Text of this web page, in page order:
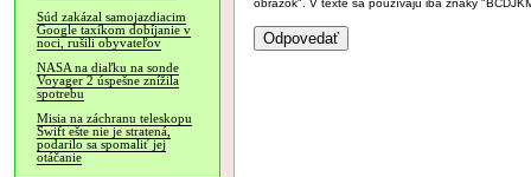
Súd zakázal samojazdiacim
Google taxíkom dobíjanie v
noci, rušili obyvateľov
NASA na diaľku na sonde
Voyager 2 úspešne znížila
spotrebu
Misia na záchranu teleskopu
Swift ešte nie je stratená,
podarilo sa spomaliť jej
otáčanie
obrázok". V texte sa používajú iba znaky